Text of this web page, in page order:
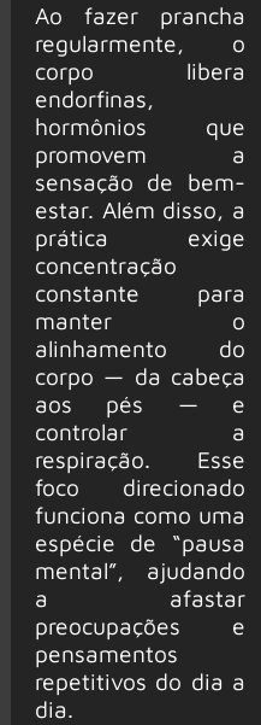
Ao fazer prancha
regularmente, o
corpo libera
endorfinas,
hormônios que
promovem a
sensação de bem-
estar. Além disso, a
prática exige
concentração
constante para
manter o
alinhamento do
corpo — da cabeça
aos pés — e
controlar a
respiração. Esse
foco direcionado
funciona como uma
espécie de “pausa
mental”, ajudando
a afastar
preocupações e
pensamentos
repetitivos do dia a
dia.